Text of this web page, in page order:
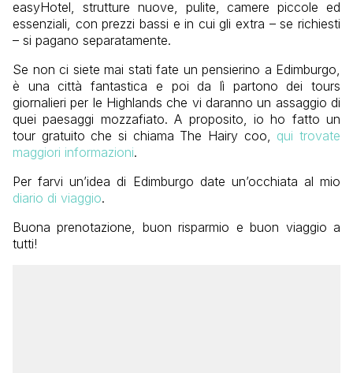
easyHotel, strutture nuove, pulite, camere piccole ed
essenziali, con prezzi bassi e in cui gli extra – se richiesti
– si pagano separatamente.
Se non ci siete mai stati fate un pensierino a Edimburgo,
è una città fantastica e poi da lì partono dei tours
giornalieri per le Highlands che vi daranno un assaggio di
quei paesaggi mozzafiato. A proposito, io ho fatto un
tour gratuito che si chiama The Hairy coo, qui trovate
maggiori informazioni.
Per farvi un’idea di Edimburgo date un’occhiata al mio
diario di viaggio.
Buona prenotazione, buon risparmio e buon viaggio a
tutti!